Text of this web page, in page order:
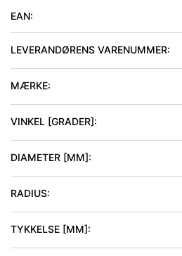
EAN:
LEVERANDØRENS VARENUMMER:
MÆRKE:
VINKEL [GRADER]:
DIAMETER [MM]:
RADIUS:
TYKKELSE [MM]: